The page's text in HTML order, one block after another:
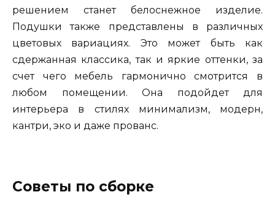
решением станет белоснежное изделие.
Подушки также представлены в различных
цветовых вариациях. Это может быть как
сдержанная классика, так и яркие оттенки, за
счет чего мебель гармонично смотрится в
любом помещении. Она подойдет для
интерьера в стилях минимализм, модерн,
кантри, эко и даже прованс.
Советы по сборке